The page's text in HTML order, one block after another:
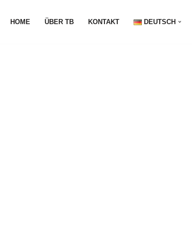
HOME ÜBER TB KONTAKT DEUTSCH